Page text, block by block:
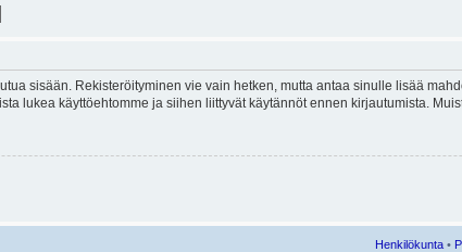
sisään. Rekisteröityminen vie vain hetken, mutta antaa sinulle lisää
lukea käyttöehtomme ja siihen liittyvät käytännöt ennen kirjautumista.
Henkilökunta •